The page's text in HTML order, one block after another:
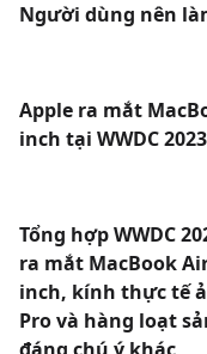
Người dùng nên
Apple ra mắt
inch tại WWDC 2023
Tổng hợp WWDC
ra mắt MacBook
inch, kính thực tế
Pro và hàng loạt